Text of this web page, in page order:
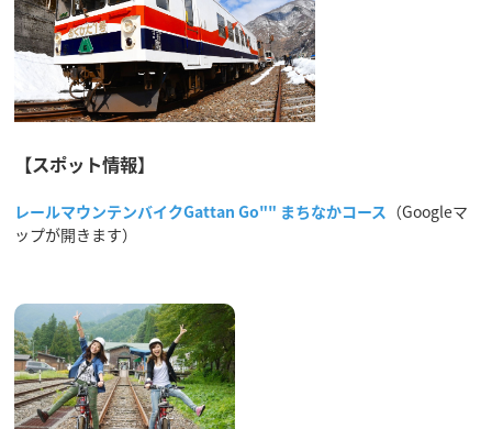
【スポット情報】
レールマウンテンバイクGattan Go"" まちなかコース （Googleマ
ップが開きます）